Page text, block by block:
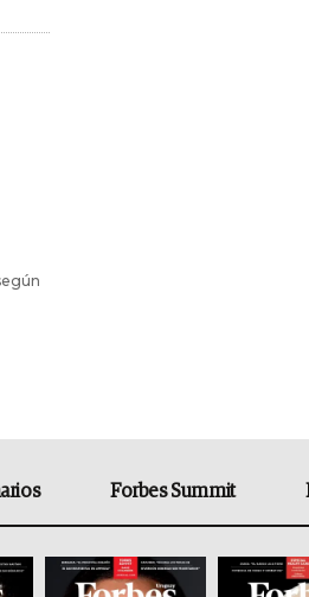
Forbes Summit